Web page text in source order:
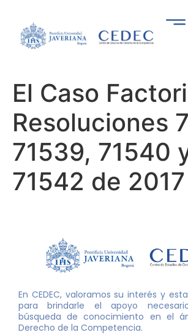
El Caso
Resoluciones
71539, 71540
71542 de 2017
En CEDEC, valoramos su interés y
para brindarle el apoyo
búsqueda de conocimiento en el
Derecho de la Competencia.